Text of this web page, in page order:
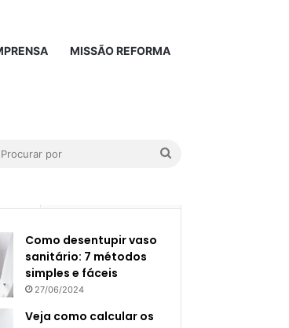
MISSÃO REFORMA
Como desentupir vaso
sanitário: 7 métodos
simples e fáceis
27/06/2024
Veja como calcular os